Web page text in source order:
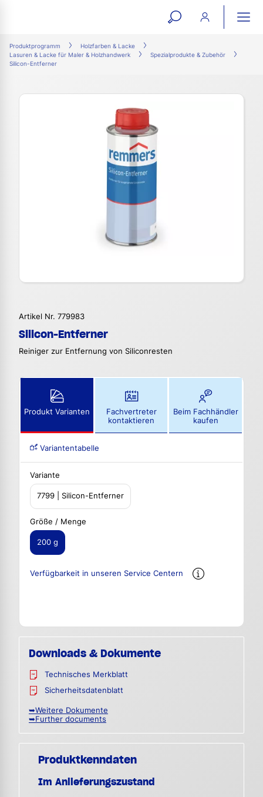
open
form
Produktprogramm
Holzfarben & Lacke
Lasuren & Lacke für Maler & Holzhandwerk
Spezialprodukte & Zubehör
Silicon-Entferner
Artikel Nr. 779983
Silicon-Entferner
Reiniger zur Entfernung von Siliconresten
Produkt Varianten
Fachvertreter
kontaktieren
Beim Fachhändler
kaufen
Variantentabelle
Variante
7799 | Silicon-Entferner
Größe / Menge
200 g
Verfügbarkeit in unseren Service Centern
Downloads & Dokumente
Technisches Merkblatt
Sicherheitsdatenblatt
➥Weitere Dokumente
➥Further documents
Produktkenndaten
Im Anlieferungszustand